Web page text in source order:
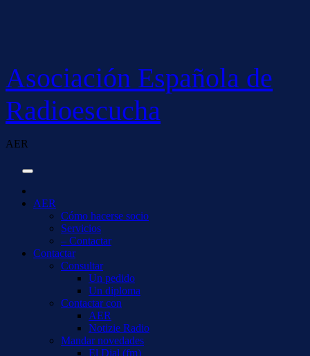
Asociación Española de
Radioescucha
AER
AER
Cómo hacerse socio
Servicios
– Contactar
Contactar
Consultar
Un pedido
Un diploma
Contactar con
AER
Notizie Radio
Mandar novedades
El Dial (fm)